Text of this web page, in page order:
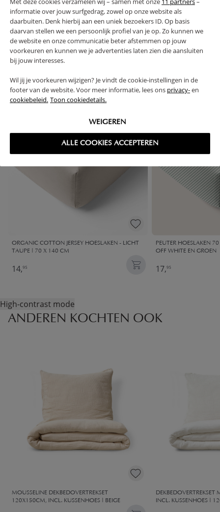
informatie over jouw surfgedrag, zowel op onze website als
daarbuiten. Denk hierbij aan een uniek bezoekers ID. Op basis
daarvan stellen we een persoonlijk profiel van je op. Zo kunnen we
de website en onze communicatie beter afstemmen op jouw
voorkeuren en kunnen we je advertenties laten zien die aansluiten
bij jouw interesses.
Wil jij je voorkeuren wijzigen? Je vindt de cookie-instellingen in de
footer van de website. Voor meer informatie, lees ons privacy-en
cookiebeleid. Toon cookiedetails.
WEIGEREN
ALLE COOKIES ACCEPTEREN
High-contrast mode
ORGANIC COTTON JERSEY HOESLAKEN - LICHT
TAUPE | 70 X 140 CM
14,95
PEUTER HOESLAKEN
OFF WHITE EN GROEN
17,95
High-contrast mode
ANDEREN KOCHTEN OOK
MOUSSELINE DEKBEDOVERTREKSET
120X150CM, INCL. KUSSENHOES | BEIGE
DEKBEDOVERTREKSET
INCL. KUSSENHOES |